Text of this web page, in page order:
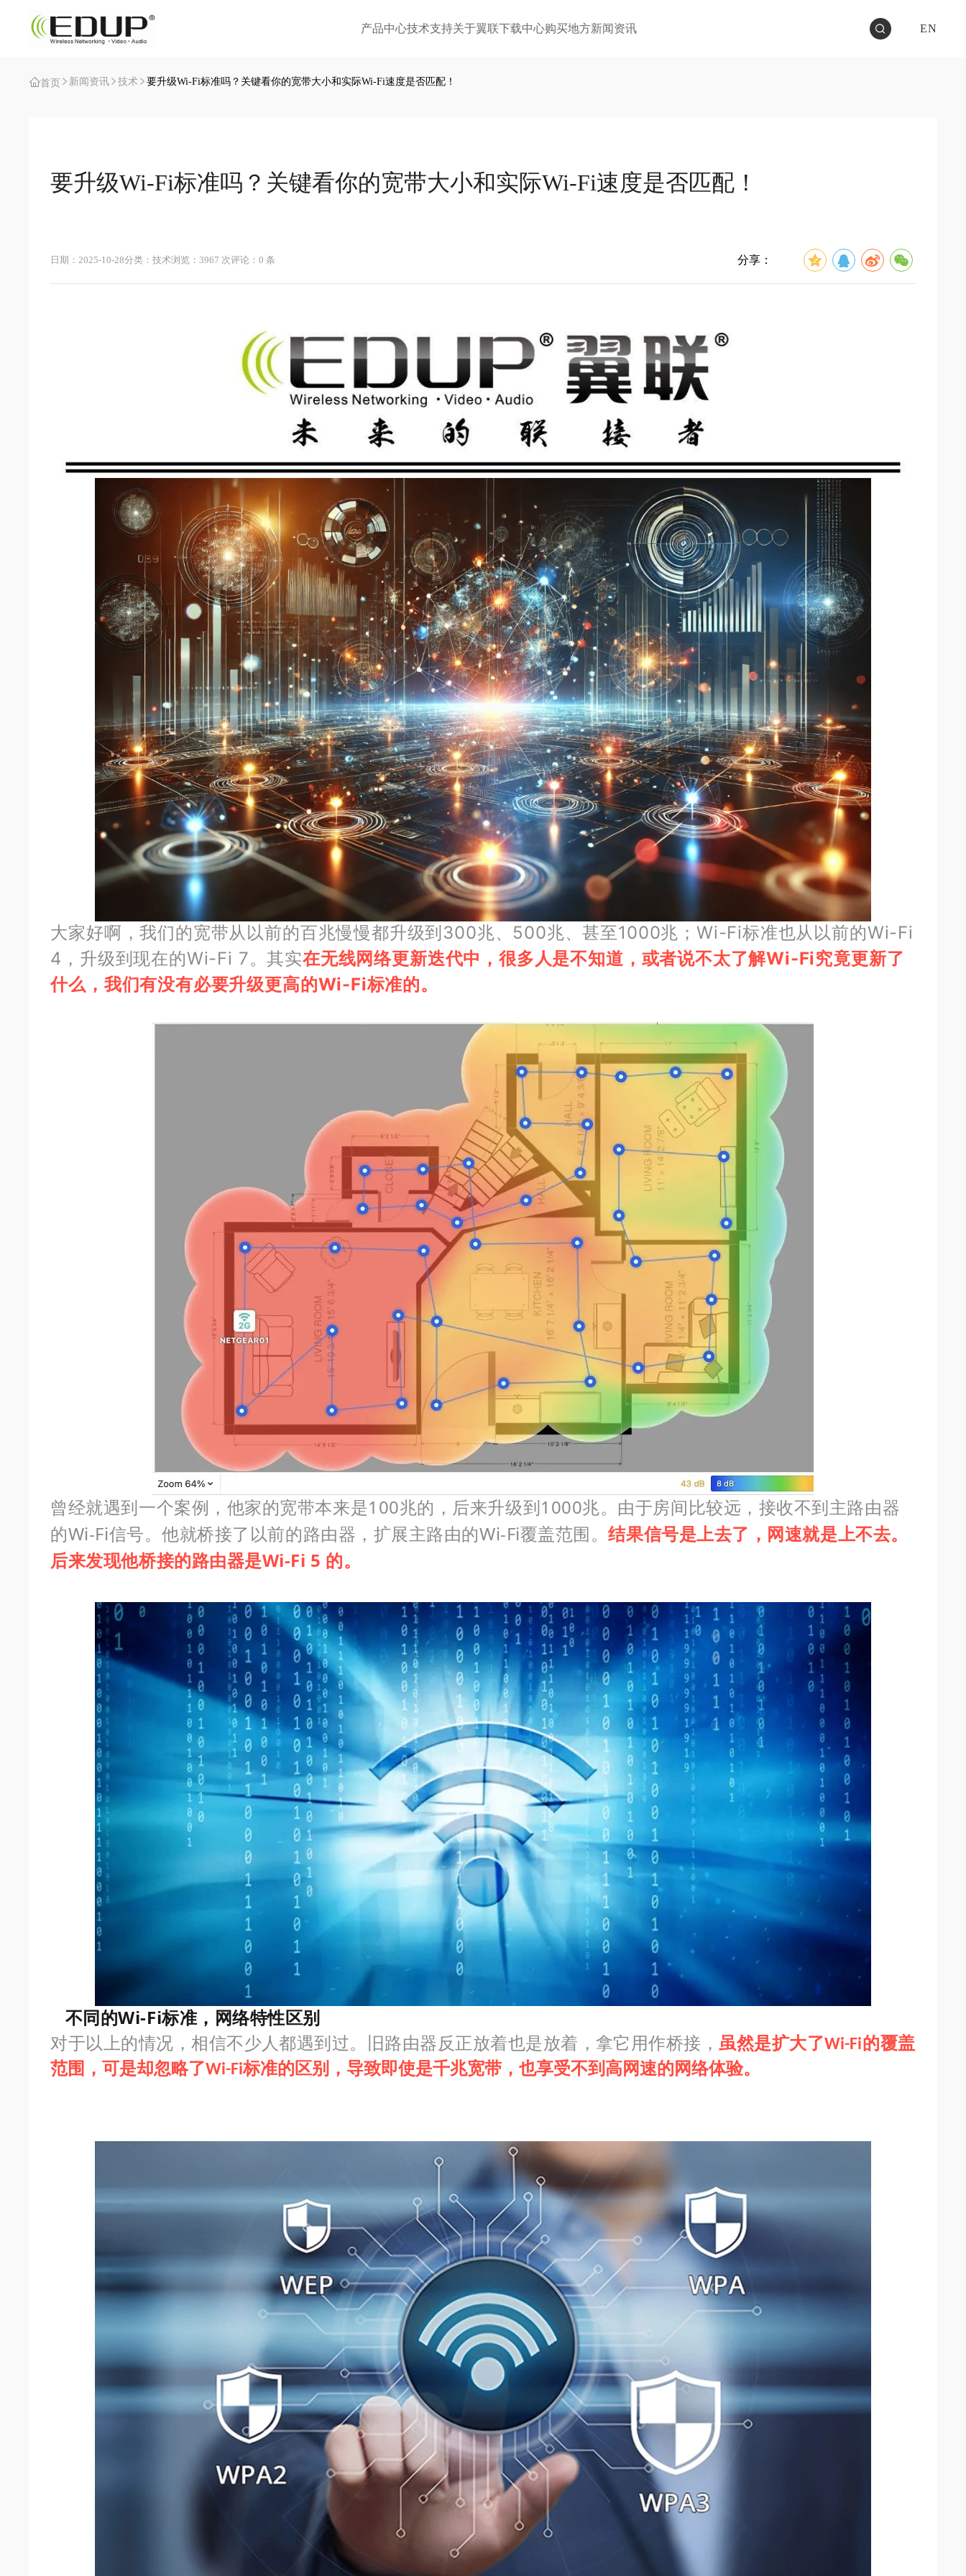
产品中心技术支持关于翼联下载中心购买地方新闻资讯 EN
首页 新闻资讯 技术 要升级Wi-Fi标准吗？关键看你的宽带大小和实际Wi-Fi速度是否匹配！
要升级Wi-Fi标准吗？关键看你的宽带大小和实际Wi-Fi速度是否匹配！
日期：2025-10-28分类：技术浏览：3967 次评论：0 条 分享：
大家好啊，我们的宽带从以前的百兆慢慢都升级到300兆、500兆、甚至1000兆；Wi-Fi标准也从以前的Wi-Fi
4，升级到现在的Wi-Fi 7。其实在无线网络更新迭代中，很多人是不知道，或者说不太了解Wi-Fi究竟更新了
什么， 我们有没有必要升级更高的Wi-Fi标准的。
曾经就遇到一个案例，他家的宽带本来是100兆的，后来升级到1000兆。由于房间比较远，接收不到主路由器
的Wi-Fi信号。他就桥接了以前的路由器，扩展主路由的Wi-Fi覆盖范围。结果信号是上去了，网速就是上不去。
后来发现他桥接的路由器是Wi-Fi 5 的。
不同的Wi-Fi标准，网络特性区别
对于以上的情况，相信不少人都遇到过。旧路由器反正放着也是放着，拿它用作桥接，虽然是扩大了Wi-Fi的覆盖
范围，可是却忽略了Wi-Fi标准的区别，导致即使是千兆宽带，也享受不到高网速的网络体验。